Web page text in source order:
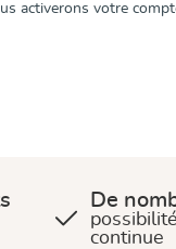
activerons votre
De
continue